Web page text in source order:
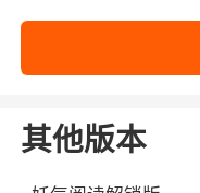
其他版本